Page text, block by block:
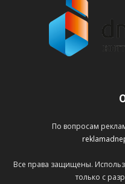
По вопросам
Все права защищены.
только с